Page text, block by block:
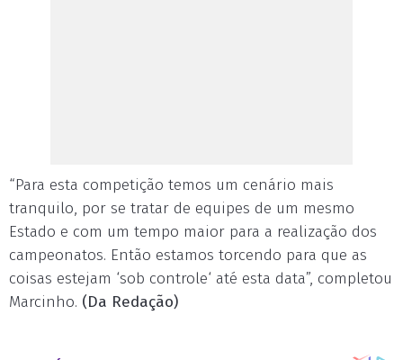
“Para esta competição temos um cenário mais
tranquilo, por se tratar de equipes de um mesmo
Estado e com um tempo maior para a realização dos
campeonatos. Então estamos torcendo para que as
coisas estejam ‘sob controle‘ até esta data”, completou
Marcinho. (Da Redação)